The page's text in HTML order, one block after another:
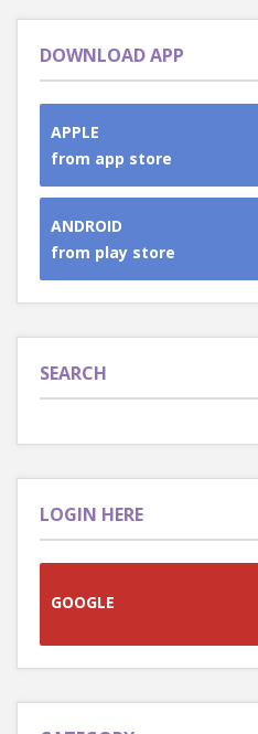
DOWNLOAD APP
APPLE
from app store
ANDROID
from play store
SEARCH
LOGIN HERE
GOOGLE